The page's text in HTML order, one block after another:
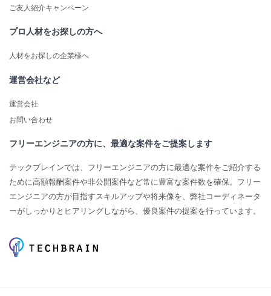
ご友人紹介キャンペーン
プロ人材をお探しの方へ
人材をお探しの企業様へ
運営会社など
運営会社
お問い合わせ
フリーエンジニアの方に、最適な案件をご提案します
テックブレインでは、フリーエンジニアの方に最適な案件をご紹介する
ために高額報酬案件や非公開案件など常に豊富な案件数を確保。フリー
エンジニアの方が目指すスキルアップや将来像を、弊社コーディネータ
ーがしっかりとヒアリングしながら、優良案件の提案を行っています。